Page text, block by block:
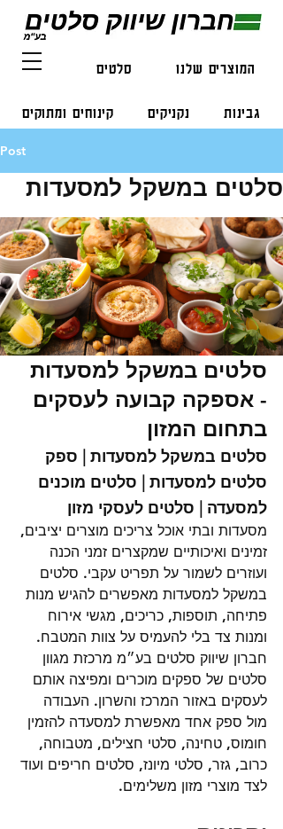
המוצרים שלנו סלטים דגים
גבינות נקניקים קינוחים ומתוקים
צור קשר
Post
סלטים במשקל למסעדות
סלטים במשקל למסעדות
- אספקה קבועה לעסקים
בתחום המזון
סלטים במשקל למסעדות | ספק
סלטים למסעדות | סלטים מוכנים
למסעדה | סלטים לעסקי מזון
מסעדות ובתי אוכל צריכים מוצרים יציבים,
זמינים ואיכותיים שמקצרים זמני הכנה
ועוזרים לשמור על תפריט עקבי. סלטים
במשקל למסעדות מאפשרים להגיש מנות
פתיחה, תוספות, כריכים, מגשי אירוח
ומנות צד בלי להעמיס על צוות המטבח.
חברון שיווק סלטים בע״מ מרכזת מגוון
סלטים של ספקים מוכרים ומפיצה אותם
לעסקים באזור המרכז והשרון. העבודה
מול ספק אחד מאפשרת למסעדה להזמין
חומוס, טחינה, סלטי חצילים, מטבוחה,
כרוב, גזר, סלטי מיונז, סלטים חריפים ועוד
לצד מוצרי מזון משלימים.